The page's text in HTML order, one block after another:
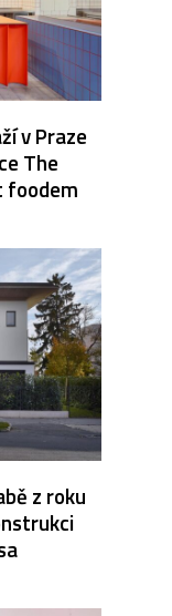
v Praze
The
foodem
z roku